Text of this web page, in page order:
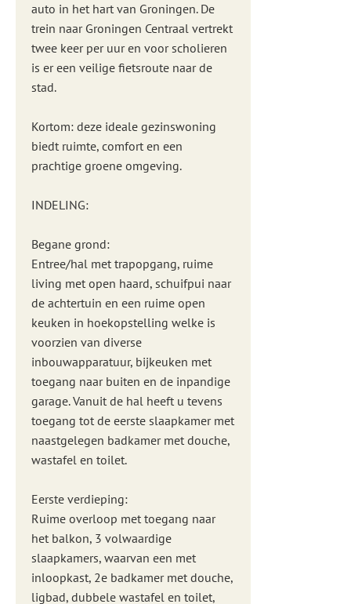
auto in het hart van Groningen. De
trein naar Groningen Centraal vertrekt
twee keer per uur en voor scholieren
is er een veilige fietsroute naar de
stad.
Kortom: deze ideale gezinswoning
biedt ruimte, comfort en een
prachtige groene omgeving.
INDELING:
Begane grond:
Entree/hal met trapopgang, ruime
living met open haard, schuifpui naar
de achtertuin en een ruime open
keuken in hoekopstelling welke is
voorzien van diverse
inbouwapparatuur, bijkeuken met
toegang naar buiten en de inpandige
garage. Vanuit de hal heeft u tevens
toegang tot de eerste slaapkamer met
naastgelegen badkamer met douche,
wastafel en toilet.
Eerste verdieping:
Ruime overloop met toegang naar
het balkon, 3 volwaardige
slaapkamers, waarvan een met
inloopkast, 2e badkamer met douche,
ligbad, dubbele wastafel en toilet,